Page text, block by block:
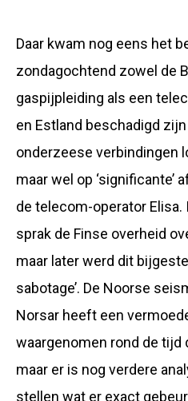
Daar kwam nog eens het
zondagochtend zowel de
gaspijpleiding als een
en Estland beschadigd
onderzeese verbindingen
maar wel op ‘significante’
de telecom-operator
sprak de Finse overheid
maar later werd dit
sabotage’. De Noorse
Norsar heeft een
waargenomen rond de tijd
maar er is nog verdere
stellen wat er exact